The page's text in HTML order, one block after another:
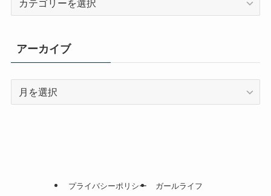
ー
アーカイブ
プライバシーポリシー ガールライフ